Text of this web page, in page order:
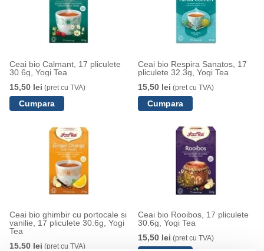
Ceai bio Calmant, 17 pliculete
30.6g, Yogi Tea
15,50 lei (pret cu TVA)
Ceai bio Respira Sanatos, 17
pliculete 32.3g, Yogi Tea
15,50 lei (pret cu TVA)
Ceai bio ghimbir cu portocale si
vanilie, 17 pliculete 30.6g, Yogi
Tea
15,50 lei (pret cu TVA)
Ceai bio Rooibos, 17 pliculete
30.6g, Yogi Tea
15,50 lei (pret cu TVA)